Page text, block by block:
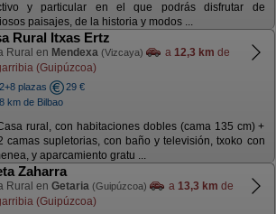
y particular en el que podrás disfrutar de
paisajes, de la historia y modos ...
Rural Itxas Ertz
Rural en Mendexa (Vizcaya) a 12,3 km de
(Guipúzcoa)
plazas
29 €
km de Bilbao
rural, con habitaciones dobles (cama 135 cm) +
camas supletorias, con baño y televisión, txoko con
y aparcamiento gratu ...
Zaharra
Rural en Getaria (Guipúzcoa) a 13,3 km de
(Guipúzcoa)